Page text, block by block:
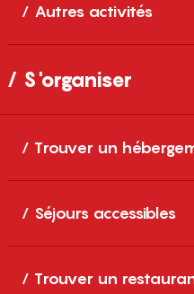
Autres activités
S'organiser
Trouver un
Séjours accessibles
Trouver un
Europe